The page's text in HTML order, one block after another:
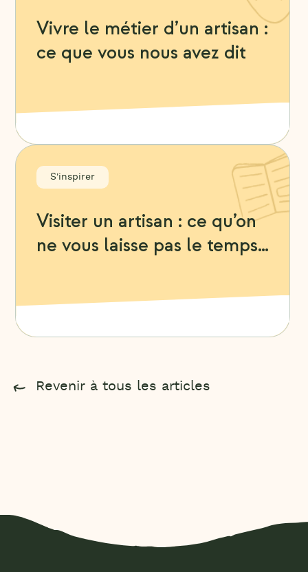
Vivre le métier d’un artisan :
ce que vous nous avez dit
S'inspirer
Visiter un artisan : ce qu’on
ne vous laisse pas le temps
Revenir à tous les articles